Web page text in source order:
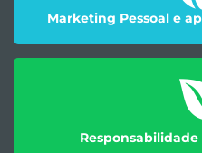
Marketing Pessoal e